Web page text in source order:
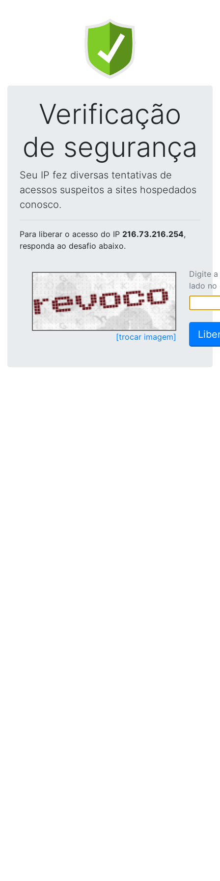
Verificação
de segurança
Seu IP fez diversas tentativas de
acessos suspeitos a sites hospedados
conosco.
Para liberar o acesso do IP 216.73.216.254,
responda ao desafio abaixo.
[trocar imagem]
Digite
lado no